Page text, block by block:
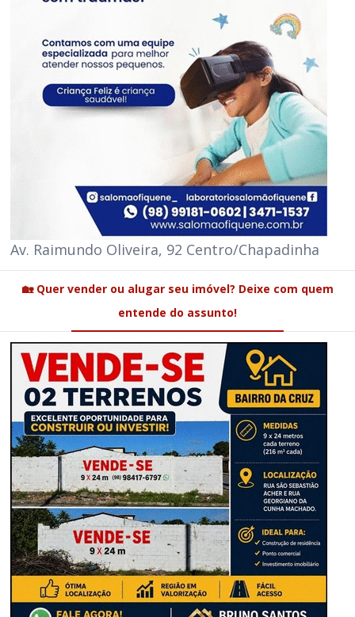
Av. Raimundo Oliveira, 92 Centro/Chapadinha
🏡 Quer vender ou alugar seu imóvel? Deixe com quem
entende do assunto!